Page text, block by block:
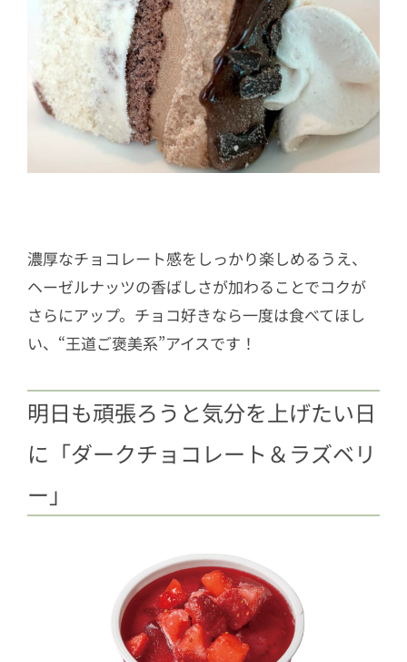
濃厚なチョコレート感をしっかり楽しめるうえ、
ヘーゼルナッツの香ばしさが加わることでコクが
さらにアップ。チョコ好きなら一度は食べてほし
い、“王道ご褒美系”アイスです！
明日も頑張ろうと気分を上げたい日
に「ダークチョコレート＆ラズベリ
ー」